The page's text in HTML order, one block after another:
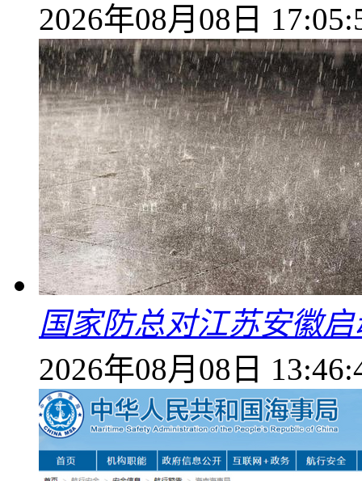
2026年08月08日
国家防总对江苏安徽
2026年08月08日